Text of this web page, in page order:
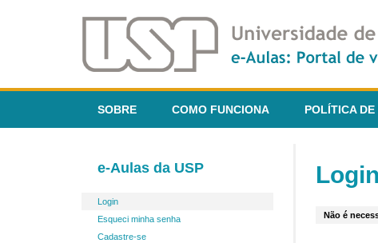
SOBRE COMO FUNCIONA POLÍTICA DE
e-Aulas da USP
Login
Esqueci minha senha
Cadastre-se
Não é